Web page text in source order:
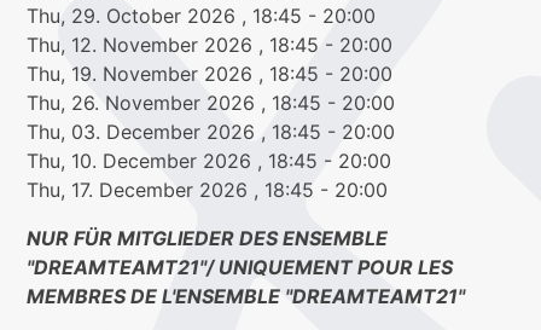
Thu, 29. October 2026 , 18:45 - 20:00
Thu, 12. November 2026 , 18:45 - 20:00
Thu, 19. November 2026 , 18:45 - 20:00
Thu, 26. November 2026 , 18:45 - 20:00
Thu, 03. December 2026 , 18:45 - 20:00
Thu, 10. December 2026 , 18:45 - 20:00
Thu, 17. December 2026 , 18:45 - 20:00
NUR FÜR MITGLIEDER DES ENSEMBLE
"DREAMTEAMT21"/ UNIQUEMENT POUR LES
MEMBRES DE L'ENSEMBLE "DREAMTEAMT21"